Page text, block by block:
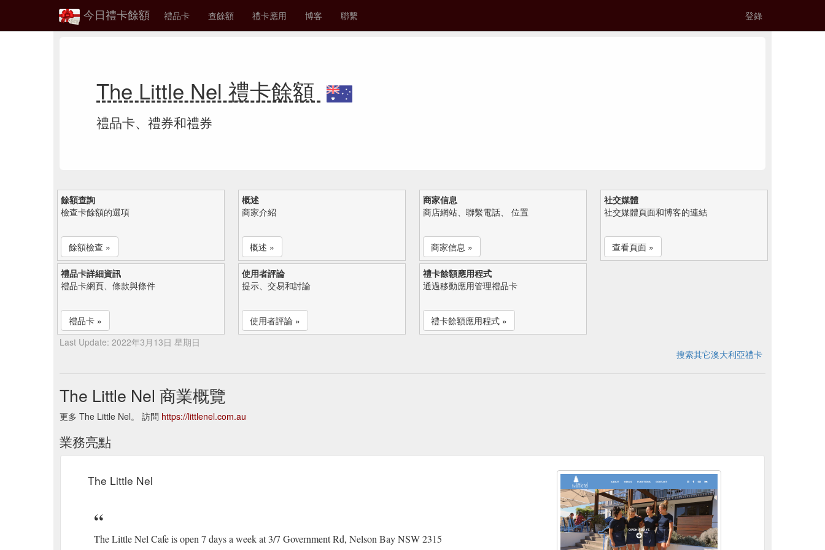
今日禮卡餘額 禮品卡 查餘額 禮卡應用 博客 聯繫 登錄
The Little Nel 禮卡餘額
禮品卡、禮券和禮券
餘額查詢
檢查卡餘額的選項
餘額檢查 »
概述
商家介紹
概述 »
商家信息
商店網站、聯繫電話、 位置
商家信息 »
社交媒體
社交媒體頁面和博客的連結
查看頁面 »
禮品卡詳細資訊
禮品卡網頁、條款與條件
禮品卡 »
使用者評論
提示、交易和討論
使用者評論 »
禮卡餘額應用程式
通過移動應用管理禮品卡
禮卡餘額應用程式 »
Last Update: 2022年3月13日 星期日
搜索其它澳大利亞禮卡
The Little Nel 商業概覽
更多 The Little Nel。 訪問 https://littlenel.com.au
業務亮點
The Little Nel
The Little Nel Cafe is open 7 days a week at 3/7 Government Rd, Nelson Bay NSW 2315